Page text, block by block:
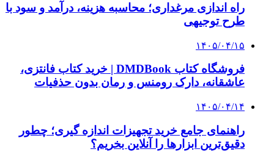
راه اندازی مرغداری؛ محاسبه هزینه، درآمد و سود با
طرح توجیهی
۱۴۰۵/۰۴/۱۵
فروشگاه کتاب DMDBook | خرید کتاب فانتزی،
عاشقانه، دارک رومنس و رمان بدون حذفیات
۱۴۰۵/۰۴/۱۴
راهنمای جامع خرید تجهیزات اندازه گیری؛ چطور
دقیق‌ترین ابزارها را آنلاین بخریم؟